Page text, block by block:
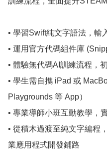
• 學習Swift純文字語法，輸
• 運用官方代碼組件庫
• 體驗無代碼AI訓練流程，
• 學生需自攜 iPad 或
Playgrounds 等 App）
• 專業導師小班互動教學，
• 從積木過渡至純文字編程
業應用程式開發鋪路